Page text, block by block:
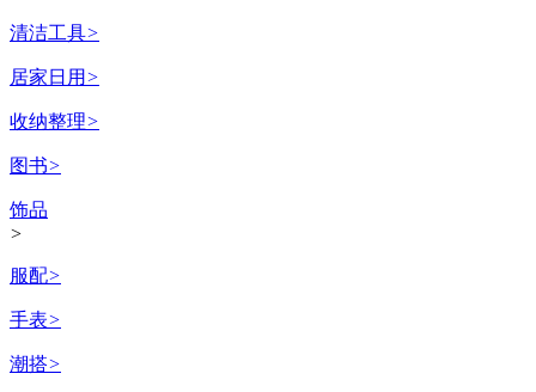
清洁工具>
居家日用 >
收纳整理>
图书>
饰品
>
服配>
手表>
潮搭>